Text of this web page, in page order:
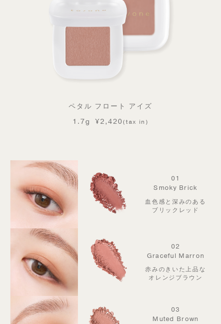
ペタル フロート アイズ
1.7g
¥2,420(tax in)
01
Smoky Brick
血色感と深みのある
ブリックレッド
02
Graceful Marron
赤みのきいた上品な
オレンジブラウン
03
Muted Brown